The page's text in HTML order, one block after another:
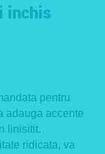
inchis
pentru
adauga accente
linisitit.
ridicata, va